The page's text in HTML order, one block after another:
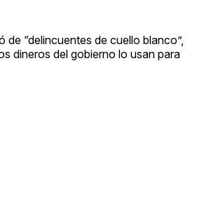
de “delincuentes de cuello blanco”,
dineros del gobierno lo usan para